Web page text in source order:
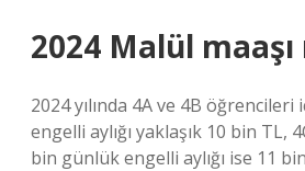
2024 Malül
2024 yılında 4A ve 4B
engelli aylığı yaklaşık 10 bin TL,
bin günlük engelli aylığı ise 11